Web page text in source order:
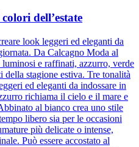
dell’estate
look leggeri ed eleganti da
Da Calcagno Moda al
e raffinati, azzurro, verde
stagione estiva. Tre tonalità
ed eleganti da indossare in
richiama il cielo e il mare e
al bianco crea uno stile
libero sia per le occasioni
più delicate o intense,
Può essere accostato al